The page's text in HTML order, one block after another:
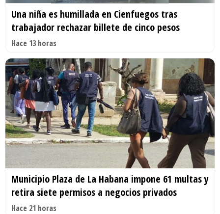
Una niña es humillada en Cienfuegos tras
trabajador rechazar billete de cinco pesos
Hace 13 horas
Municipio Plaza de La Habana impone 61 multas y
retira siete permisos a negocios privados
Hace 21 horas